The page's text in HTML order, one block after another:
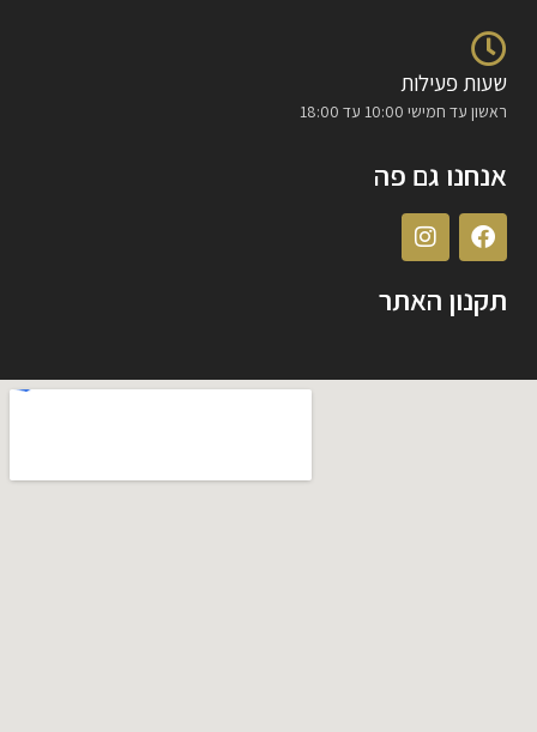
שעות פעילות
ראשון עד חמישי 10:00 עד 18:00
אנחנו גם פה
תקנון האתר